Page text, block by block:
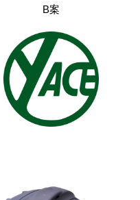
B案